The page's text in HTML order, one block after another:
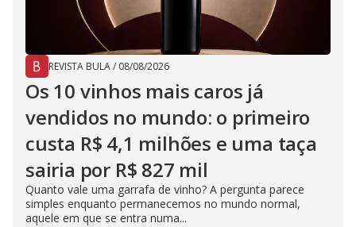
REVISTA BULA/ 08/08/2026
Os 10 vinhos mais caros já
vendidos no mundo: o primeiro
custa R$ 4,1 milhões e uma taça
sairia por R$ 827 mil
Quanto vale uma garrafa de vinho? A pergunta parece
simples enquanto permanecemos no mundo normal,
aquele em que se entra numa...